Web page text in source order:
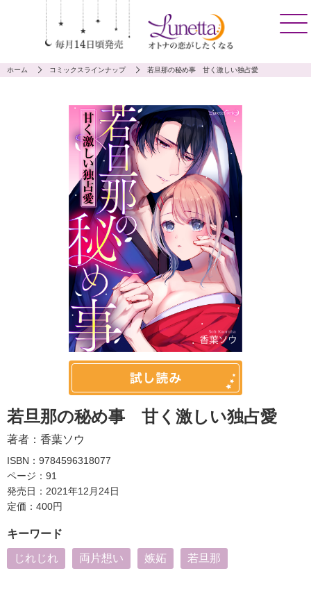
ホーム コミックスラインナップ 若旦那の秘め事 甘く激しい独占愛
若旦那の秘め事 甘く激しい独占愛
著者： 香葉ソウ
ISBN：9784596318077
ページ：91
発売日：2021年12月24日
定価：400円
キーワード
じれじれ 両片想い 嫉妬 若旦那